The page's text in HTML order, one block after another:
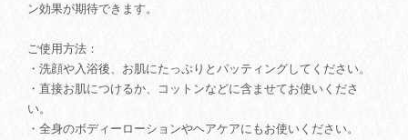
ン効果が期待できます。
ご使用方法：
・洗顔や入浴後、お肌にたっぷりとパッティングしてください。
・直接お肌につけるか、コットンなどに含ませてお使いくださ
い。
・全身のボディーローションやヘアケアにもお使いください。